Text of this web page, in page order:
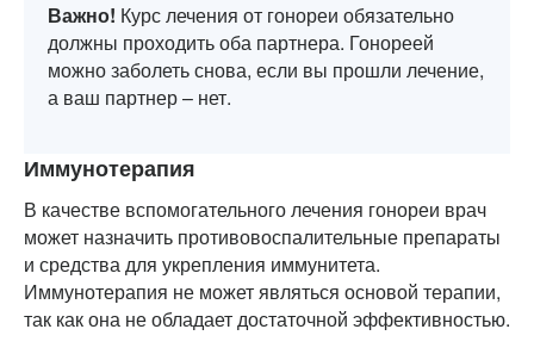
Важно! Курс лечения от гонореи обязательно
должны проходить оба партнера. Гонореей
можно заболеть снова, если вы прошли лечение,
а ваш партнер – нет.
Иммунотерапия
В качестве вспомогательного лечения гонореи врач
может назначить противовоспалительные препараты
и средства для укрепления иммунитета.
Иммунотерапия не может являться основой терапии,
так как она не обладает достаточной эффективностью.